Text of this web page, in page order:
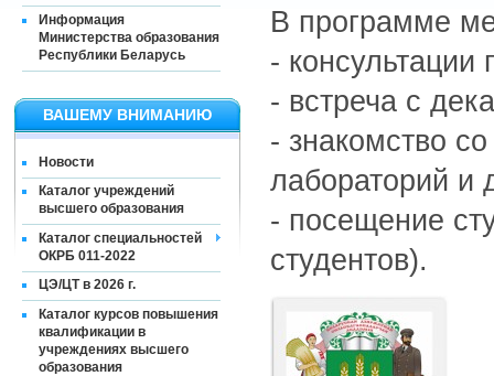
Информация
Министерства образования
Республики Беларусь
ВАШЕМУ ВНИМАНИЮ
Новости
Каталог учреждений
высшего образования
Каталог специальностей
ОКРБ 011-2022
ЦЭ/ЦТ в 2026 г.
Каталог курсов повышения
квалификации в
учреждениях высшего
образования
В программе
-
- встреча с
- знакомство
лабораторий и
- посещение
студентов).